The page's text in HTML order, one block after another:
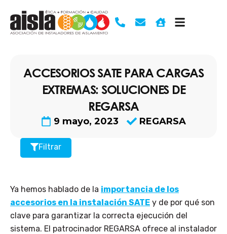
contenido
ACCESORIOS SATE PARA CARGAS
EXTREMAS: SOLUCIONES DE
REGARSA
9 mayo, 2023 REGARSA
Filtrar
Ya hemos hablado de la importancia de los
accesorios en la instalación SATE y de por qué son
clave para garantizar la correcta ejecución del
sistema. El patrocinador REGARSA ofrece al instalador